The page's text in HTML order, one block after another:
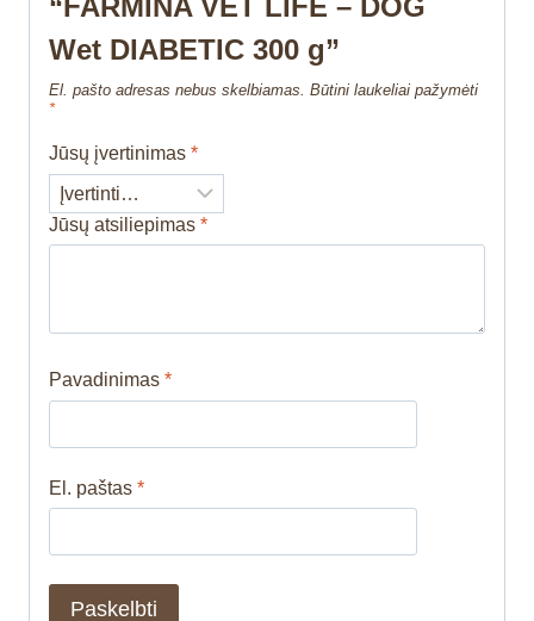
“FARMINA VET LIFE – DOG
Wet DIABETIC 300 g”
El. pašto adresas nebus skelbiamas. Būtini laukeliai pažymėti
*
Jūsų įvertinimas *
Jūsų atsiliepimas *
Pavadinimas *
El. paštas *